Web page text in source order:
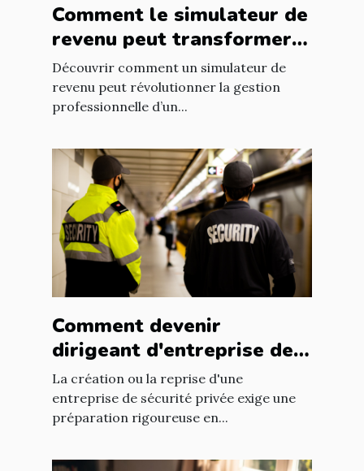
Comment le simulateur de
revenu peut transformer
la carrière d'un freelance
Découvrir comment un simulateur de
revenu peut révolutionner la gestion
professionnelle d’un...
Comment devenir
dirigeant d'entreprise de
sécurité privée avec une
formation ?
La création ou la reprise d'une
entreprise de sécurité privée exige une
préparation rigoureuse en...